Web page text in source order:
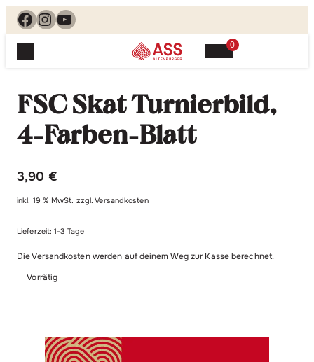
Facebook
Instagram
YouTube
0
Spielkarten
Themenwelten
Klassische Spiele
Lernspiele
Blog
Feedback
Anfrage
Kataloge
Shop
Shopübersicht
Merchandise
Suchen, finden, spielen. Jetzt & hier.
Suchen
nach:
FSC Skat Turnierbild,
4-Farben-Blatt
3,90 €
inkl. 19 % MwSt. zzgl.Versandkosten
Lieferzeit:1-3 Tage
Die Versandkosten werden auf deinem Weg zur Kasse berechnet.
Vorrätig